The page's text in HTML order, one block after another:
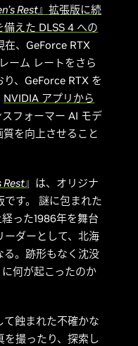
Rest』拡張版に続
えた DLSS 4 への
在、GeForce RTX
ーム レートをさら
、GeForce RTX を
NVIDIA アプリから
フォーマー AI モデ
を向上させること
Rest』は、オリジナ
す。 謎に包まれた
った1986年を舞台
ーダーとして、北海
る。跡形もなく沈没
何が起こったのか
蝕まれた不確かな
撮ったり、探索し